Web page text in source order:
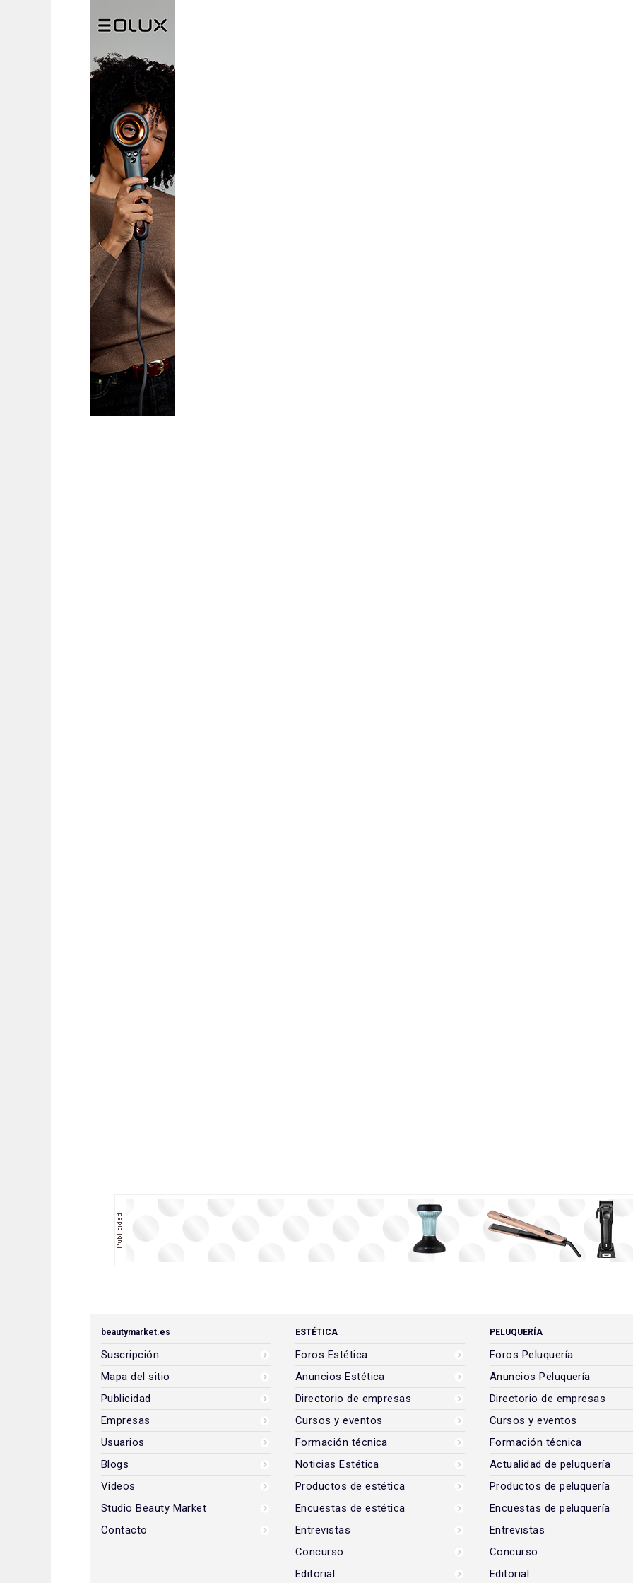
beautymarket.es
Suscripción
Mapa del sitio
Publicidad
Empresas
Usuarios
Blogs
Videos
Studio Beauty Market
Contacto
ESTÉTICA
Foros Estética
Anuncios Estética
Directorio de empresas
Cursos y eventos
Formación técnica
Noticias Estética
Productos de estética
Encuestas de estética
Entrevistas
Concurso
Editorial
PELUQUERÍA
Foros Peluquería
Anuncios Peluquería
Directorio de empresas
Cursos y eventos
Formación técnica
Actualidad de peluquería
Productos de peluquería
Encuestas de peluquería
Entrevistas
Concurso
Editorial